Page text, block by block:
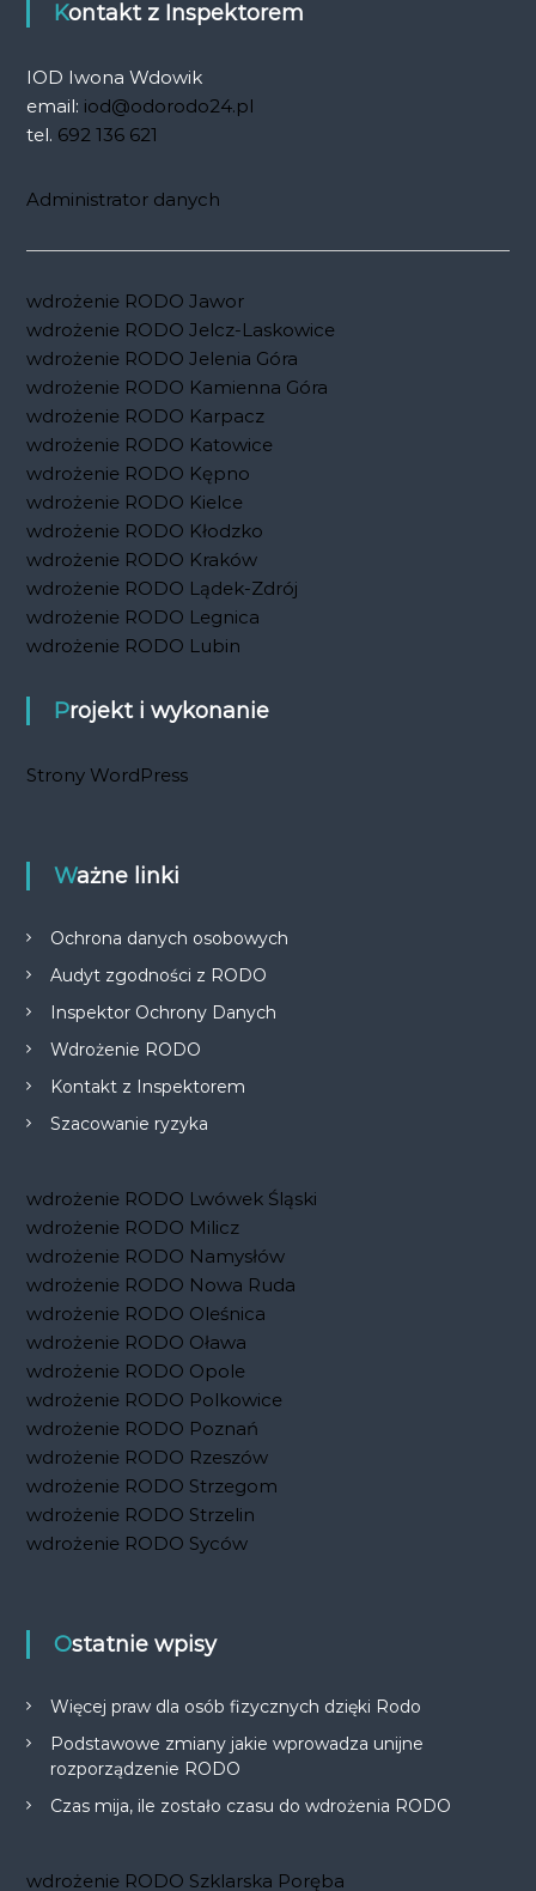
Kontakt z Inspektorem
IOD Iwona Wdowik
email: iod@odorodo24.pl
tel. 692 136 621
Administrator danych
wdrożenie RODO Jawor
wdrożenie RODO Jelcz-Laskowice
wdrożenie RODO Jelenia Góra
wdrożenie RODO Kamienna Góra
wdrożenie RODO Karpacz
wdrożenie RODO Katowice
wdrożenie RODO Kępno
wdrożenie RODO Kielce
wdrożenie RODO Kłodzko
wdrożenie RODO Kraków
wdrożenie RODO Lądek-Zdrój
wdrożenie RODO Legnica
wdrożenie RODO Lubin
Projekt i wykonanie
Strony WordPress
Ważne linki
Ochrona danych osobowych
Audyt zgodności z RODO
Inspektor Ochrony Danych
Wdrożenie RODO
Kontakt z Inspektorem
Szacowanie ryzyka
wdrożenie RODO Lwówek Śląski
wdrożenie RODO Milicz
wdrożenie RODO Namysłów
wdrożenie RODO Nowa Ruda
wdrożenie RODO Oleśnica
wdrożenie RODO Oława
wdrożenie RODO Opole
wdrożenie RODO Polkowice
wdrożenie RODO Poznań
wdrożenie RODO Rzeszów
wdrożenie RODO Strzegom
wdrożenie RODO Strzelin
wdrożenie RODO Syców
Ostatnie wpisy
Więcej praw dla osób fizycznych dzięki Rodo
Podstawowe zmiany jakie wprowadza unijne
rozporządzenie RODO
Czas mija, ile zostało czasu do wdrożenia RODO
wdrożenie RODO Szklarska Poręba